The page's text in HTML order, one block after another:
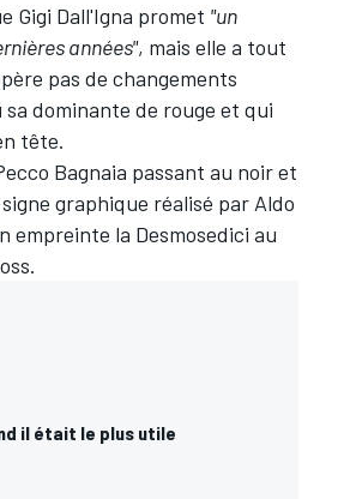
Gigi Dall'Igna promet "un
années", mais elle a tout
pas de changements
dominante de rouge et qui
tête.
Bagnaia passant au noir et
graphique réalisé par Aldo
la Desmosedici au
il était le plus utile